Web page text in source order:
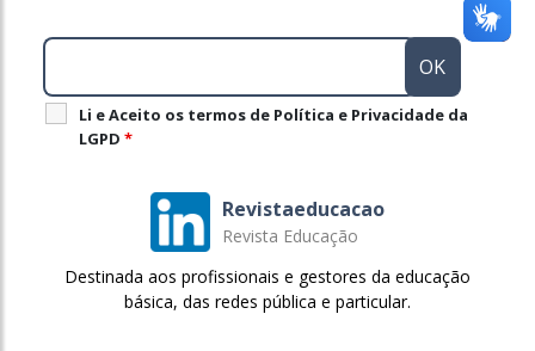
Li e Aceito os termos de Política e Privacidade da
LGPD *
Revistaeducacao
Revista Educação
Destinada aos profissionais e gestores da educação
básica, das redes pública e particular.